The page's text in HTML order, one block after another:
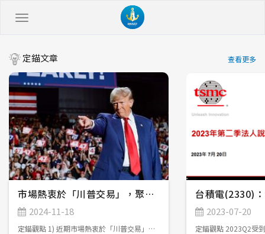
定錨文章 查看更多
市場熱衷於「川普交易」，聚焦川普新政潛在影響
2024-11-18
定錨觀點 1) 近期市場熱衷於「川普交易」，尤其擔憂提高關稅將引發輸入型通膨，影響FED寬鬆貨幣政策的延續性，但實際上，川普高喊提高關稅的主要目的在於強迫各國政府與美國進行雙邊貿易談判，以及促使全球供應鏈重組，對於通膨的中長期影響可能會遠低於市場預期。 2) 川普將提供便宜能源、優惠稅率......等條件，並建立關稅壁壘，吸引海外企業前往美國投資，增加本土就業機會，創造薪資、通膨穩定上升的環境；而FED將延續寬鬆貨幣政策，維持穩定的利率及就業環境，美股短多、中持平、長多，美債短空、中持平、長偏多，美元短多、中震盪、長偏空。 3) 川普對台灣晶片課稅僅為選舉語言，對台灣半導體產業幾乎無影響，但有可能導致電子資通訊產業加速調整全球供應鏈佈局。此外，台灣航太軍工產業，可期待美國釋出無人機訂單，以及雙方加強技術合作的機會。 市場熱衷於「川普交易」(Trump Trade) 2024年美國總統大選由共和黨候選人川普(Donald Trump)以312張選舉人票勝出，預計2025年1月20日宣誓就職，重返白宮。此外，共和黨在參議院及眾議院皆成功拿下多數席次，接近「完全執政」，故近期市場熱衷於「川普交易」，亦即臆測川普在選前提出的政策主張對於美國經濟的影響，包括以下幾點： 1) 提高關稅：對中國課徵超過60%關稅，並減少向中國進口必需品。對其他國家則課徵10~20%關稅。 美國商品貿易年進口額超過3兆美元，佔美國GDP超過10%，如果對所有國家課徵10~20%關稅，並且針對中國課徵超過60%關稅，恐導致進口商品價格上漲，衝擊消費者購買力。 2) 減稅：企業所得稅率從21%調降至20%，對於在美國製造產品的公司，進一步調降稅率至15%。此外，將取消小費、社會安全福利金、加班工資的所得稅。 減稅政策可減輕企業及個人納稅負擔，提高企業獲利及民眾可支配所得，並在一定程度上抵銷前述進口商品價格上漲對於消費者購買力的衝擊；然而，減稅政策將增加政府財政壓力，有可能必須擴大舉債支應，導致美債殖利率上升、價格下跌。定錨認為，未來川普政府將透過「政府效率部」裁撤不必要的政府組織，削減政府支出，確保美國財政收支平衡。 3) 移民監管政策：加強邊境管制，驅逐非法移民。 限制移民將會減少勞動力供給，有可能導致薪資成長、通膨升溫，影響聯準會(FED)寬鬆貨幣政策的延續性，且近期FOMC會議已開始暗示降息步調有可能會開始放緩(詳見2024年11月9日發佈「FED再度降息1碼，市場關注降息步調能否延續」)，不利於債券市場行情。以產業別來看，雇用大量低階勞工的服務業將首當其衝，而高科技產業所受影響相對輕微。 4) 偏好傳統能源：將減少國內環保法規，鼓勵原油開採，並退出巴黎氣候協定。 鼓勵頁岩油開採將使全球原油供給增加，有助於穩定國際原油價格，而美國身為全球最大原油消費國，在國際原油價格維持穩定的情況下，可緩和提高關稅及移民監管政策帶來的通膨上升壓力。 5) 鼓勵製造業回流，反對多邊協定：主張「美國優先」理念，鼓勵製造業回流，抵制傳統的多邊貿易協定，強調雙邊談判，以確保美國在每項協定中獲得實質利益。 川普有可能會推出相關政策，吸引海外企業前往美國投資，導致全球資金流入美國，帶動美元匯率短期走勢轉強。 綜合以上，近期金融市場「川普交易」的主軸，主要關注提高關稅、加強移民監管政策，並提供優惠稅率吸引海外企業前往美國投資，增加本土就業機會，恐引發通膨復燃，帶動美股、美元匯率短期走勢轉強，美債短期走勢疲弱。 「川普交易」的反思 在川普正式就職後，目前市場熱衷的「川普交易」能否延續，仍須觀察選前支票的實際執行程度。 定錨認為，川普高喊提高關稅的主要目的在於以下兩點： 1) 強迫各國政府與美國進行雙邊貿易談判：以關稅作為籌碼，脅迫對美國享有巨大貿易順差的國家，能夠主動向美國投誠，包括擴大向美國購買商品，或是前往美國投資，緩解美國貿易逆差持續擴大的問題。以台灣為例，川普有可能會要求台灣擴大購買農產品、軍火、能源，或是要求台積電擴大美國建廠規模，藉此平衡貿易逆差。 2) 促使全球供應鏈重組：對中國課徵高額關稅，迫使製造業持續流出中國，遷移至其他低成本國家，例如東南亞地區。 也就是說，川普並不希望真的課到關稅，導致國內面臨輸入型通膨，否則將會影響到FED寬鬆貨幣政策的延續性，也不利於創造弱勢美元環境，強化「美國製造」的出口競爭力。實際上，川普的真正目的是提供便宜能源、優惠稅率......等條件，並建立關稅壁壘，吸引海外企業前往美國投資，增加本土就業機會，創造薪資、通膨穩定上升的環境，故提高關稅對於美國通膨升溫的實質影響，有可能會遠低於市場預期，且不能忽略能源價格穩定對於改善通膨的正面效益，讓聯準會得以延續寬鬆貨幣政策，美股、美債、美元中長期走勢仍會回歸基本面。 1) 美股：短多、中持平、長多。 2024年底以前，市場持續熱衷於「川普交易」，帶動美股持續上漲；在川普上任後，有可能陸續推出關稅、移民監管政策，須持續觀察2025下半年美國是否會面臨通膨升溫、經濟成長放緩的風險；長期則受惠於企業擴大導入AI促進生產效率提升，以及「美國製造」增加本土就業機會。 2) 美債：短空、中持平、長偏多 2024年底以前，市場持續熱衷於「川普交易」，帶動美債殖利率維持高檔、價格承壓；在川普上任後，美債行情可望回歸聯準會貨幣政策，2025年底以前維持緩步降息基調不變，可望帶動短債殖利率下降、價格上漲，但長債殖利率下降空間有限、價格潛在上漲空間不大，以領取配息為主；2026年以後則觀察聯準會能否成功將通膨控制在2%以內，並維持穩定的利率及就業環境，帶動中性利率進一步下降。 3) 美元：短多、中震盪、長偏空 2024年底以前，市場持續熱衷於「川普交易」，帶動美元匯率持續走強；在川普上任後，各項政策陸續推出，對於美元走勢造成多方面的影響，恐導致美元匯率區間震盪；2026年以後則有可能因減稅政策導致財政赤字擴大，以及川普希望創造弱勢美元環境，強化「美國製造」的出口競爭力，促使美元匯率轉弱。參考以往共和黨執政期間，皆採取弱勢美元政策(詳見【圖一】) 【圖一】2000年以來美國共和黨執政期間對應美元指數走勢 對台灣產業潛在影響 儘管川普在選舉期間，高喊要對台灣製造的晶片課徵關稅，但觀察台灣近年對美國出口產品前三大項目，分別是資通訊產品、基本金屬及其製品、電機/機械產品，半導體甚至連前十大都排不進去，主因美國是終端產品消費國，並非是半成品製造加工國，而晶片通常是以半成品型態直接出貨至ODM廠進行打板上料，不會以成品型態銷售至消費者手上。 定錨認為，川普的選舉語言主要是希望改善美國對台灣的貿易逆差，但川普新政仍會對台灣各大產業造成不同程度的影響，相關評估如下： 1) 半導體產業：先進製程需求維持強勁，成熟製程可望受惠於川普擴大半導體禁令。 根據前次台積電法說會，美國廠量產初期毛利率將低於公司平均值，如果川普要求台積電擴大美國建廠規模，確實有可能會稀釋台積電毛利率表現。然而，美國建廠曠日廢時，以台積電於2020年5月首次宣布將在美國建廠，首座工廠將於2025年初正式量產，建廠期間約4.5年，已超越川普本次任期，新政府上台後台積電未必會延續擴大美國建廠規模的策略，故不會有立即性的影響。未來數年內，台積電仍將受惠於AI快速發展，對於先進製程、先進封裝的需求迫切，帶動營收持續成長。 台系成熟製程半導體廠商近期受到中國半導體產業崛起，並積極推動國產化，導致產能利用率普遍低迷；如果川普擴大半導體禁令，並要求美國企業半導體採購策略「去中國化」，則台系成熟製程半導體廠商可望受惠於轉單效應。 台系IC設計公司，可以依照客戶需求，靈活調整在台灣或中國半導體廠商投片策略，相對不受影響。 2) 電子資通訊產業：將加速調整全球供應鏈佈局，規避關稅。 台系ODM廠在全球NB市佔率70%以上，在全球伺服器市佔率90%以上，過去主要在中國生產，但在2018年川普啟動中美貿易戰後，高階產品逐步回流台灣生產，而低階產品則遷移至東南亞、墨西哥、印度......等低成本國家生產。如果川普進一步提高對中國課徵高額關稅，有可能導致台系ODM廠加速調整全球供應鏈佈局。 值得留意的是，為防止業者利用墨西哥洗產地，藉以規避美國關稅，川普提出美墨加貿易協定重新談判，在墨西哥設廠的ODM廠，包括廣達、緯創、和碩、仁寶、英業達、緯穎......等，將面臨潛在不確定性。 3) 面板產業：課稅難度高，影響有限。 面板與晶片相同，屬於上游零組件，通常會直接出貨給ODM廠進行組裝加工，受關稅影響不大。此外，美系設備廠已淡出LCD設備市場，故川普也很難仿效半導體產業，透過設備取得限制，阻礙中國面板產業發展。 4) 汽車產業：有利於Tesla供應鏈。 川普主張取消電動車相關補助，雖不利於電動車銷售，但市場仍期待川普任命馬斯克(Elon Musk)就任效率委員會共同主席後，馬斯克將獲得更大的政策影響力，可望促使各州政府加速Robotaxi無人駕駛服務審核流程，使得Tesla在無人駕駛服務搶得先機。 5) 航太軍工：台系供應鏈期待無人機訂單 預期川普將加強國防支出，以及與盟友的軍事合作關係，台灣航太軍工產業可望受惠於美國釋出無人機相關訂單，以及擴大技術合作的機會，強化在美國「第一島鏈」的戰略地位。此外，由於台灣軍規認證對於「去中國化」審查非常嚴謹，可避免紅色供應鏈的疑慮，故獲得台灣軍規認證的航太軍工產品，對於國際買家相當具有吸引力，藉由與美國的合作，可望打開國際市場。 6) 工具機：技術能力不足，難以受惠於「美國製造」。 台灣工具機產業長期依賴美國及中國市場，如果川普上任後積極推動「美國製造」，並對中國製工具機課徵高額關稅，勢必要向其他國家採購工具機。然而，美國人工成本高昂，製造業勢必要實現高度自動化，才能擁有成本競爭力，但台系工具機業者受限於技術能力不足，高階工具機仍由日本、德國業者寡佔，在日圓匯率弱勢的情況下，台系工具機業者較難爭取訂單。 7) 鋼鐵業：弊大於利，但特定廠商可望受惠。 川普於2018年對進口鋼鐵產品加徵25%關稅，對包括台灣在內的多個鋼鐵出口國造成影響，但也因此嘉惠美國鋼鐵業。台系鋼鐵業者大成鋼，在美國設有生產據點及銷售通路，為美國最大鋁捲板通路商、前四大不鏽鋼通路商，可望受惠。 目前台灣出口至美國的產品型態，主要是加工過後的金屬製品，例如水龍頭、手工具機、螺絲螺帽......等，如果川普對這些產品課徵關稅，相關業者恐受到波及。
台積電(2330)
2023-07-20